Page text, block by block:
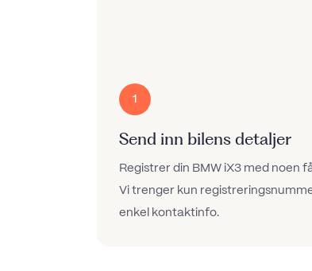
1
Send inn bilens detaljer
Registrer din BMW iX3 med noen
Vi trenger kun
enkel kontaktinfo.